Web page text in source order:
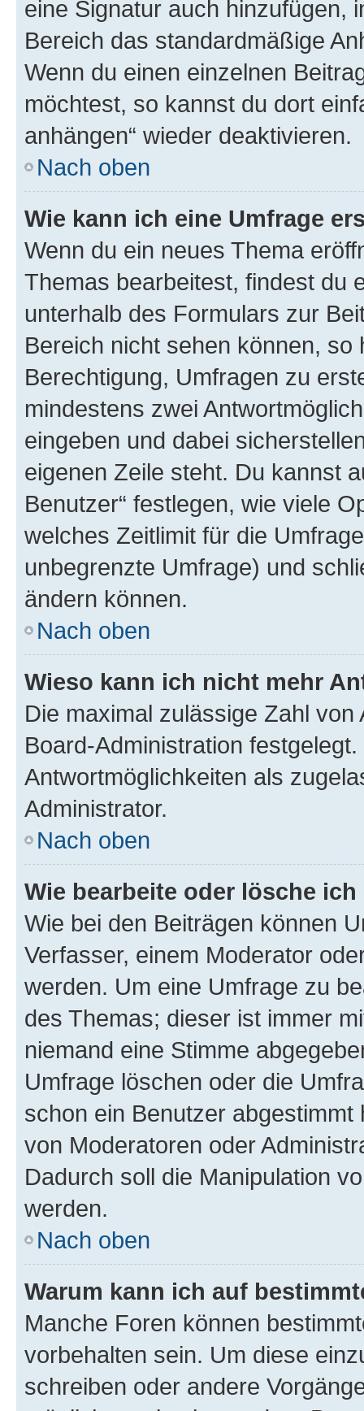
eine Signatur auch hinzufügen,
Bereich das standardmäßige
Wenn du einen einzelnen
möchtest, so kannst du dort
anhängen“ wieder deaktivieren.
Nach oben
Wie kann ich eine Umfrage
Wenn du ein neues Thema
Themas bearbeitest, findest du
unterhalb des Formulars zur
Bereich nicht sehen können,
Berechtigung, Umfragen zu
mindestens zwei
eingeben und dabei
eigenen Zeile steht. Du kannst
Benutzer“ festlegen, wie viele
welches Zeitlimit für die
unbegrenzte Umfrage) und
ändern können.
Nach oben
Wieso kann ich nicht mehr
Die maximal zulässige Zahl
Board-Administration
Antwortmöglichkeiten als
Administrator.
Nach oben
Wie bearbeite oder lösche
Wie bei den Beiträgen können
Verfasser, einem Moderator
werden. Um eine Umfrage zu
des Themas; dieser ist immer
niemand eine Stimme
Umfrage löschen oder die
schon ein Benutzer
von Moderatoren oder
Dadurch soll die Manipulation
werden.
Nach oben
Warum kann ich auf
Manche Foren können
vorbehalten sein. Um diese
schreiben oder andere